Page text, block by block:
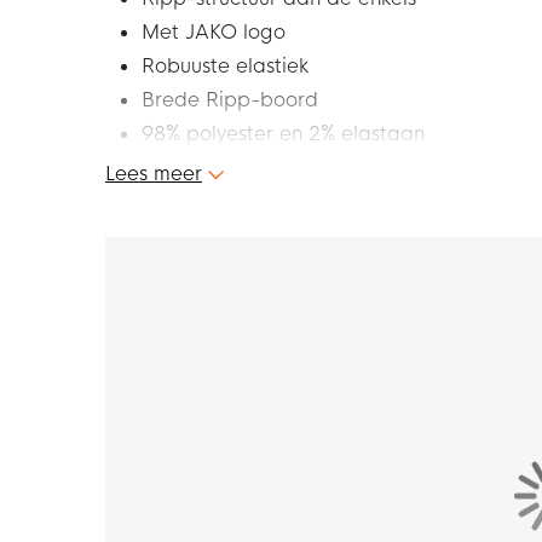
Met JAKO logo
Robuuste elastiek
Brede Ripp-boord
98% polyester en 2% elastaan
Lees meer